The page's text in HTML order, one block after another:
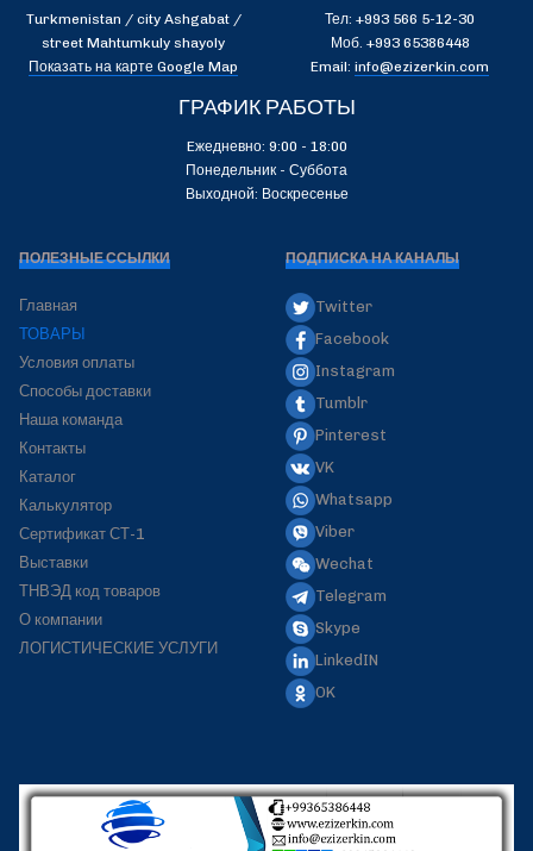
Turkmenistan / city Ashgabat /
street Mahtumkuly shayoly
Показать на карте Google Map
Тел: +993 566 5-12-30
Моб. +993 65386448
Email: info@ezizerkin.com
ГРАФИК РАБОТЫ
Eжедневно: 9:00 - 18:00
Понедельник - Суббота
Выходной: Воскресенье
ПОЛЕЗНЫЕ ССЫЛКИ
Главная
ТОВАРЫ
Условия оплаты
Способы доставки
Наша команда
Контакты
Каталог
Калькулятор
Сертификат СТ-1
Выставки
ТНВЭД код товаров
О компании
ЛОГИСТИЧЕСКИЕ УСЛУГИ
ПОДПИСКА НА КАНАЛЫ
Twitter
Facebook
Instagram
Tumblr
Pinterest
VK
Whatsapp
Viber
Wechat
Telegram
Skype
LinkedIN
OK